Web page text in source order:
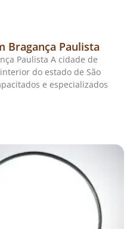
Bragança Paulista
Paulista A cidade de
do estado de São
e especializados